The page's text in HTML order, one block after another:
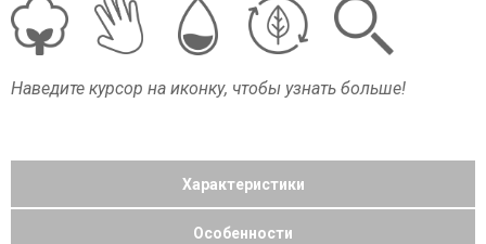
Наведите курсор на иконку, чтобы узнать больше!
Характеристики
Особенности